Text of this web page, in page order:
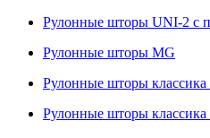
Рулонные шторы UNI-2 с
Рулонные шторы MG
Рулонные шторы
Рулонные шторы